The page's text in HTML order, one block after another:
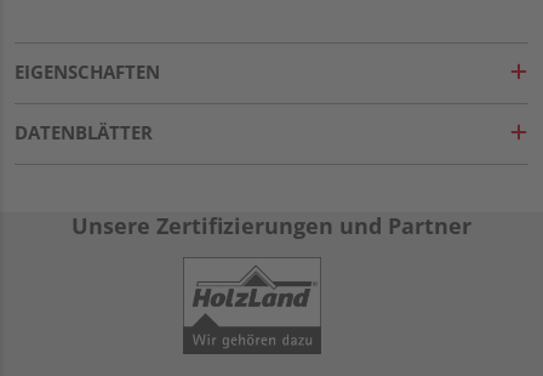
EIGENSCHAFTEN
DATENBLÄTTER
Unsere Zertifizierungen und Partner